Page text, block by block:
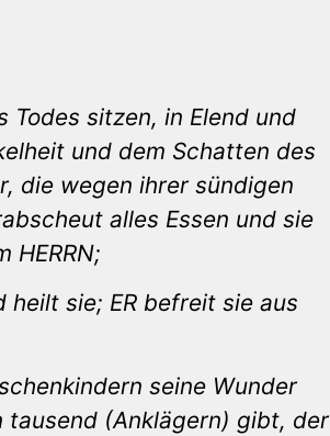
Todes sitzen, in Elend und
und dem Schatten des
die wegen ihrer sündigen
alles Essen und sie
HERRN;
heilt sie; ER befreit sie aus
seine Wunder
tausend (Anklägern) gibt, der